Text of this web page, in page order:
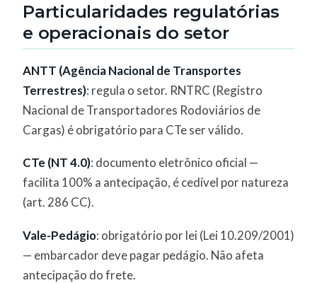
Particularidades regulatórias
e operacionais do setor
ANTT (Agência Nacional de Transportes
Terrestres): regula o setor. RNTRC (Registro
Nacional de Transportadores Rodoviários de
Cargas) é obrigatório para CTe ser válido.
CTe (NT 4.0): documento eletrônico oficial —
facilita 100% a antecipação, é cedível por natureza
(art. 286 CC).
Vale-Pedágio: obrigatório por lei (Lei 10.209/2001)
— embarcador deve pagar pedágio. Não afeta
antecipação do frete.